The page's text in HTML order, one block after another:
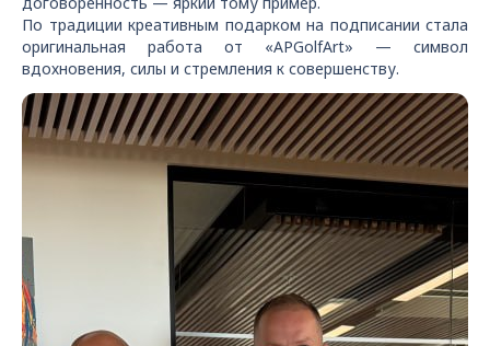
По традиции креативным подарком на подписании стала
оригинальная работа от «APGolfArt» — символ
вдохновения, силы и стремления к совершенству.